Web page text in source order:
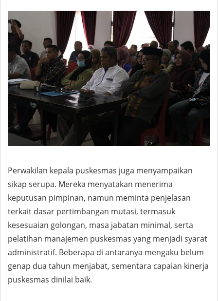
Perwakilan kepala puskesmas juga menyampaikan
sikap serupa. Mereka menyatakan menerima
keputusan pimpinan, namun meminta penjelasan
terkait dasar pertimbangan mutasi, termasuk
kesesuaian golongan, masa jabatan minimal, serta
pelatihan manajemen puskesmas yang menjadi syarat
administratif. Beberapa di antaranya mengaku belum
genap dua tahun menjabat, sementara capaian kinerja
puskesmas dinilai baik.